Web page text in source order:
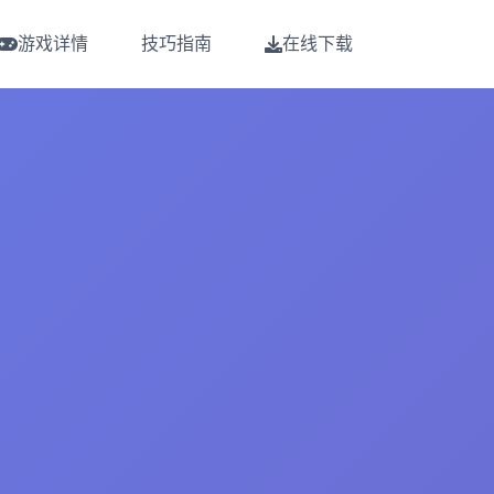
游戏详情 技巧指南 在线下载